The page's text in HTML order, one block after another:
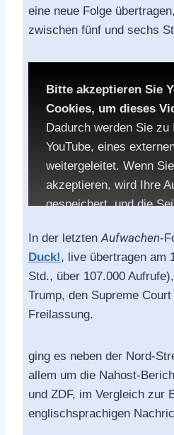
eine neue Folge
zwischen fünf und sechs
Bitte akzeptieren Sie
Cookies, um dieses
Dadurch werden Sie zu
YouTube, eines
weitergeleitet. Wenn
akzeptieren, wird Ihre
gespeichert, und die
Die
YouTube:
Accept YouTube
In der letztenAufwachen-
Duck!, live übertragen am
Std., über 107.000
Trump, den Supreme
Freilassung.
ging es neben der Nord-
allem um die Nahost-
und ZDF, im Vergleich zur
englischsprachigen